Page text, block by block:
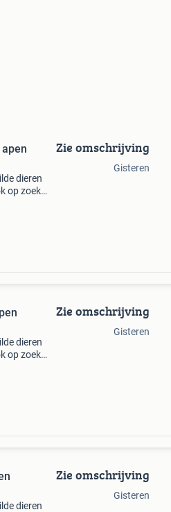
dieren
op zoek
Zie omschrijving
Gisteren
dieren
op zoek
Zie omschrijving
Gisteren
dieren
Zie omschrijving
Gisteren